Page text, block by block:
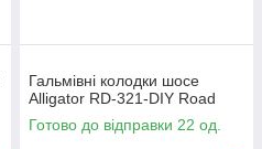
Гальмівні колодки шосе
Alligator RD-321-DIY Road
Готово до відправки 22 од.